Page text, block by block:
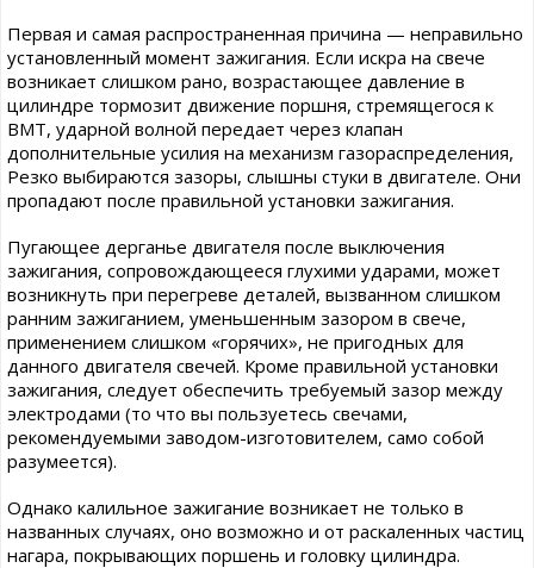
Первая и самая распространенная причина — неправильно
установленный момент зажигания. Если искра на свече
возникает слишком рано, возрастающее давление в
цилиндре тормозит движение поршня, стремящегося к
ВМТ, ударной волной передает через клапан
дополнительные усилия на механизм газораспределения,
Резко выбираются зазоры, слышны стуки в двигателе. Они
пропадают после правильной установки зажигания.
Пугающее дерганье двигателя после выключения
зажигания, сопровождающееся глухими ударами, может
возникнуть при перегреве деталей, вызванном слишком
ранним зажиганием, уменьшенным зазором в свече,
применением слишком «горячих», не пригодных для
данного двигателя свечей. Кроме правильной установки
зажигания, следует обеспечить требуемый зазор между
электродами (то что вы пользуетесь свечами,
рекомендуемыми заводом-изготовителем, само собой
разумеется).
Однако калильное зажигание возникает не только в
названных случаях, оно возможно и от раскаленных частиц
нагара, покрывающих поршень и головку цилиндра.